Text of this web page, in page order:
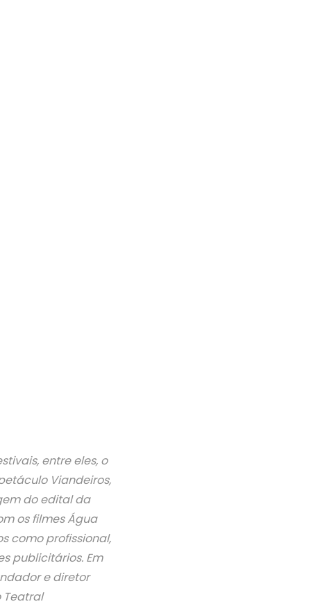
entre eles, o
Viandeiros,
do edital da
os filmes Água
como profissional,
publicitários. Em
e diretor
Teatral